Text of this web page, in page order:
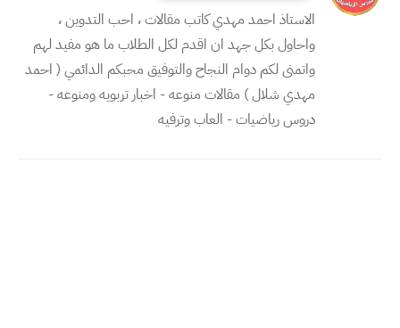
الاستاذ احمد مهدي كاتب مقالات ، احب التدوين ،
واحاول بكل جهد ان اقدم لكل الطلاب ما هو مفيد لهم
واتمنى لكم دوام النجاح والتوفيق محبكم الدائمي ( احمد
مهدي شلال ) مقالات منوعه - اخبار تربويه ومنوعه -
دروس رياضيات - العاب وترفيه